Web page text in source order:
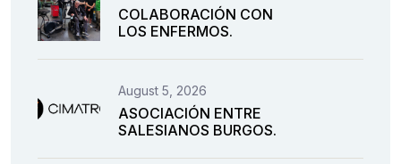
COLABORACIÓN CON
LOS ENFERMOS.
August 5, 2026
ASOCIACIÓN ENTRE
SALESIANOS BURGOS.